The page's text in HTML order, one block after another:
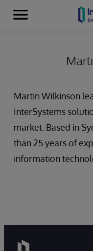
Skip to content
Menu
Martin Wilkinson
InterSystems
market. Based in
than 25 years of
information